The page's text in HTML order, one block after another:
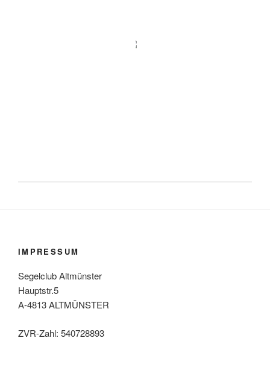
IMPRESSUM
Segelclub Altmünster
Hauptstr.5
A-4813 ALTMÜNSTER
ZVR-Zahl: 540728893